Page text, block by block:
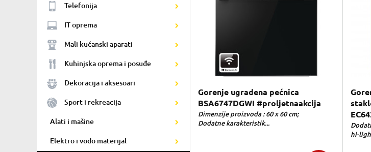
Telefonija
IT oprema
Mali kućanski aparati
Kuhinjska oprema i posuđe
Dekoracija i aksesoari
Sport i rekreacija
Alati i mašine
Elektro i vodo materijal
Gorenje ugradena pećnica
BSA6747DGWI #proljetnaakcija
Dimenzije proizvoda : 60 x 60 cm;
Dodatne karakteristik...
hi-